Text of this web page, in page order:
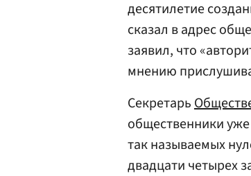
десятилетие
сказал в адрес
заявил, что
мнению
Секретарь
общественники уже
так называемых
двадцати четырех